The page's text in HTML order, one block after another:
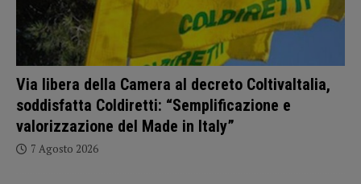
Via libera della Camera al decreto ColtivaItalia,
soddisfatta Coldiretti: “Semplificazione e
valorizzazione del Made in Italy”
7 Agosto 2026